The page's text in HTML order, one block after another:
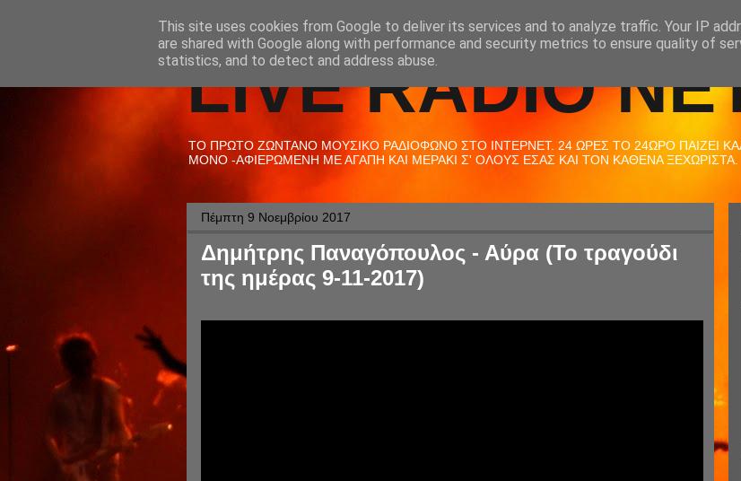
LIVE RADIO
ΤΟ ΠΡΩΤΟ ΖΩΝΤΑΝΟ ΜΟΥΣΙΚΟ ΡΑΔΙΟΦΩΝΟ ΣΤΟ ΙΝΤΕΡΝΕΤ. 24 ΩΡΕΣ ΤΟ 24ΩΡΟ ΠΑΙΖΕΙ
ΜΟΝΟ -ΑΦΙΕΡΩΜΕΝΗ ΜΕ ΑΓΑΠΗ ΚΑΙ ΜΕΡΑΚΙ Σ' ΟΛΟΥΣ ΕΣΑΣ ΚΑΙ ΤΟΝ ΚΑΘΕΝΑ ΞΕΧΩΡΙΣΤΑ.
Πέμπτη 9 Νοεμβρίου 2017
Δημήτρης Παναγόπουλος - Αύρα (Το τραγούδι
της ημέρας 9-11-2017)
This site uses cookies from Google to deliver its services and to analyze traffic. Your IP
are shared with Google along with performance and security metrics to ensure quality of
statistics, and to detect and address abuse.